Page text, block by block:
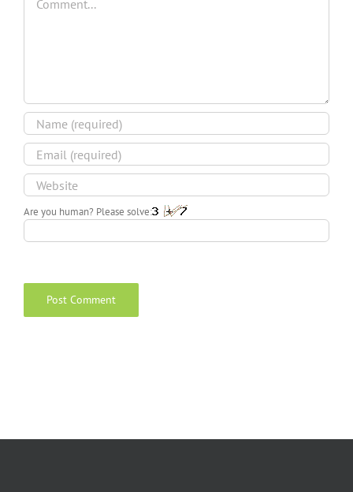
Are you human? Please solve: